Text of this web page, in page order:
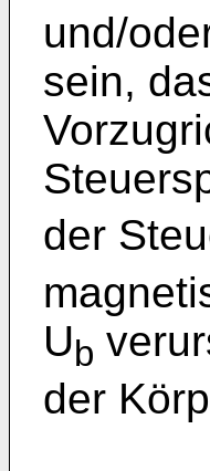
und/
sein,
der
Ub
der